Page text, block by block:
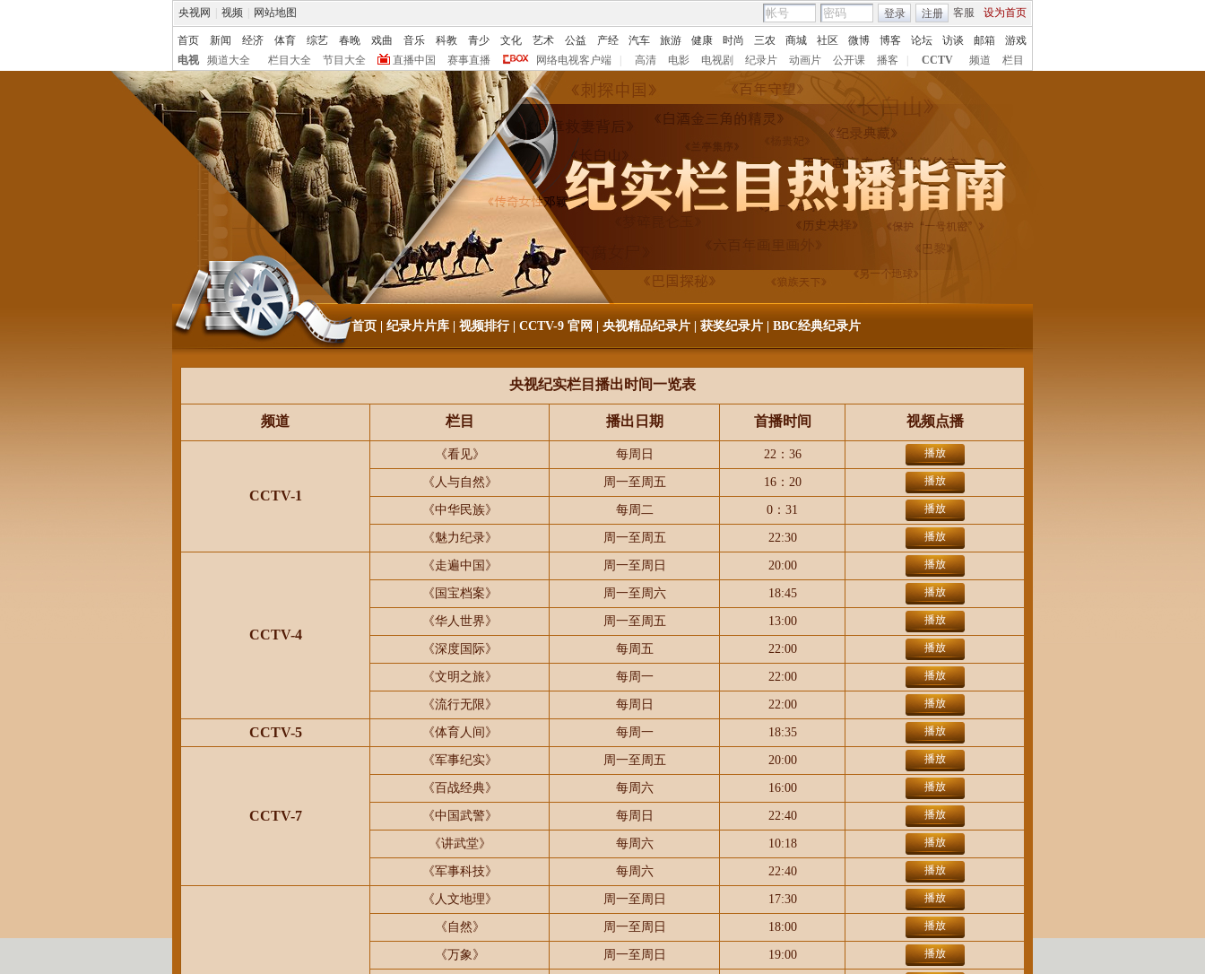
央视网 视频 网站地图 客服 设为首页
登录 注册
首页 新闻 经济 体育 综艺 春晚 戏曲 音乐 科教 青少 文化 艺术 公益 产经 汽车 旅游 健康 时尚 三农 商城 社区 微博 博客 论坛 访谈 邮箱
游戏
电视
频道大全 栏目大全 节目大全 直播中国 赛事直播 网络电视客户端 高清 电影 电视剧 纪录片 动画片 公开课 播客 CCTV 频道 栏目
首页 纪录片片库 视频排行| CCTV-9 官网 央视精品纪录片 获奖纪录片 BBC经典纪录片
央视纪实栏目播出时间一览表
频道 栏目 播出日期 首播时间 视频点播
CCTV-1
《看见》 每周日 22：36 播放
《人与自然》 周一至周五 16：20 播放
《中华民族》 每周二 0：31 播放
《魅力纪录》 周一至周五 22:30 播放
CCTV-4
《走遍中国》 周一至周日 20:00 播放
《国宝档案》 周一至周六 18:45 播放
《华人世界》 周一至周五 13:00 播放
《深度国际》 每周五 22:00 播放
《文明之旅》 每周一 22:00 播放
《流行无限》 每周日 22:00 播放
CCTV-5 《体育人间》 每周一 18:35 播放
CCTV-7
《军事纪实》 周一至周五 20:00 播放
《百战经典》 每周六 16:00 播放
《中国武警》 每周日 22:40 播放
《讲武堂》 每周六 10:18 播放
《军事科技》 每周六 22:40 播放
《人文地理》 周一至周日 17:30 播放
《自然》 周一至周日 18:00 播放
《万象》 周一至周日 19:00 播放